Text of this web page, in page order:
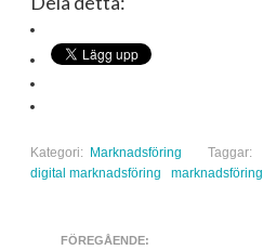
Kategori: Marknadsföring
Taggar:
digital marknadsföring
marknadsföring
FÖREGÅENDE: